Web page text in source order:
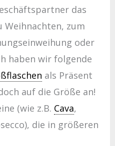
das
Weihnachten, zum
oder
haben wir folgende
als Präsent
auf die Größe an!
(wie z.B. Cava,
die in größeren